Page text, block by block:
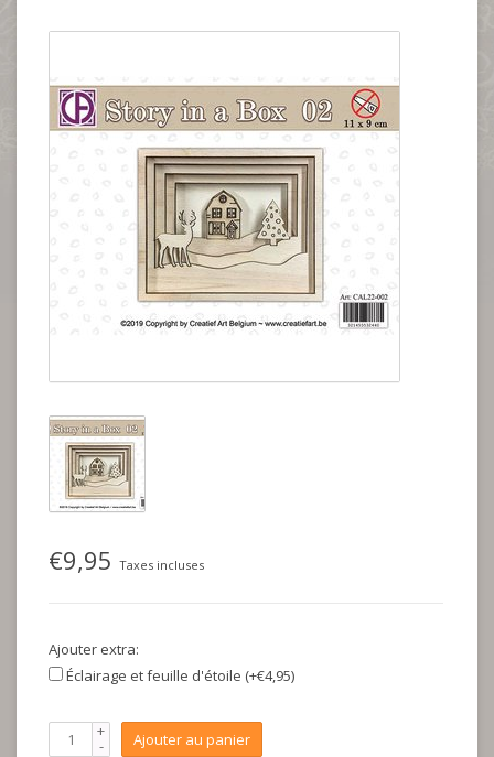
€9,95 Taxes incluses
Ajouter extra:
Éclairage et feuille d'étoile (+€4,95)
+
- Ajouter au panier